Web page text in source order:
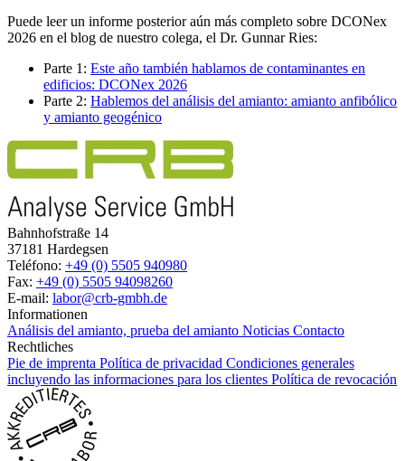
Puede leer un informe posterior aún más completo sobre DCONex
2026 en el blog de nuestro colega, el Dr. Gunnar Ries:
Parte 1: Este año también hablamos de contaminantes en
edificios: DCONex 2026
Parte 2: Hablemos del análisis del amianto: amianto anfibólico
y amianto geogénico
Bahnhofstraße 14
37181 Hardegsen
Teléfono: +49 (0) 5505 940980
Fax: +49 (0) 5505 94098260
E-mail: labor@crb-gmbh.de
Informationen
Análisis del amianto, prueba del amianto Noticias Contacto
Rechtliches
Pie de imprenta Política de privacidad Condiciones generales
incluyendo las informaciones para los clientes Política de revocación